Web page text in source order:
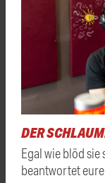
DER
Egal wie blöd
beantwortet